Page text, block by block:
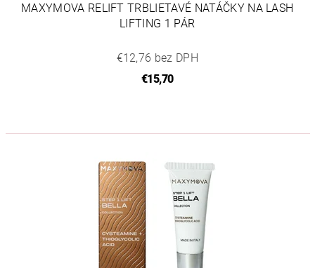
MAXYMOVA RELIFT TRBLIETAVÉ NATÁČKY NA LASH
LIFTING 1 PÁR
€12,76 bez DPH
€15,70